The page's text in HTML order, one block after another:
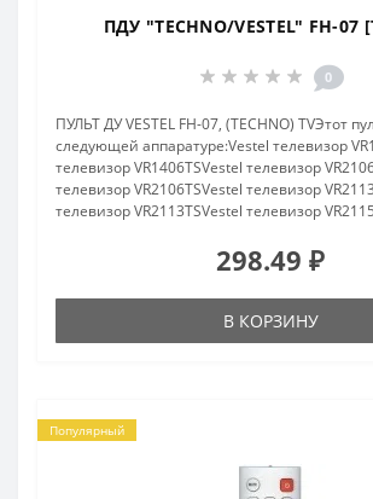
ПДУ "TECHNO/VESTEL" FH-07
0
ПУЛЬТ ДУ VESTEL FH-07, (TECHNO) TVЭтот
следующей аппаратуре:Vestel телевизор
телевизор VR1406TSVestel телевизор
телевизор VR2106TSVestel телевизор
телевизор VR2113TSVestel телевизор
298.49 ₽
В КОРЗИНУ
Популярный